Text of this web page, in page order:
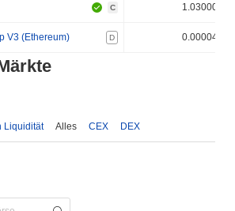
C 1.030000%
V3 (Ethereum) D 0.000040%
Liquidität Alles CEX DEX